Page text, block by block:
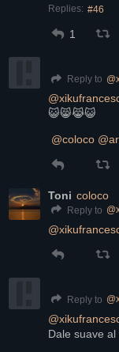
Replies: #46
1
Reply to @
@
😺😸😹😺
@coloco @
Toni coloco
Reply to @
@
Reply to @
@
Dale suave